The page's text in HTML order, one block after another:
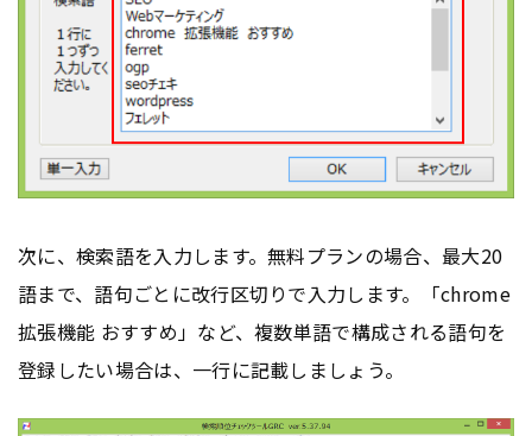
次に、検索語を入力します。無料プランの場合、最大20
語まで、語句ごとに改行区切りで入力します。「chrome
拡張機能 おすすめ」など、複数単語で構成される語句を
登録したい場合は、一行に記載しましょう。